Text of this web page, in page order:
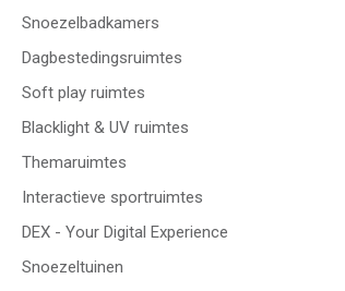
Snoezelbadkamers
Dagbestedingsruimtes
Soft play ruimtes
Blacklight & UV ruimtes
Themaruimtes
Interactieve sportruimtes
DEX - Your Digital Experience
Snoezeltuinen